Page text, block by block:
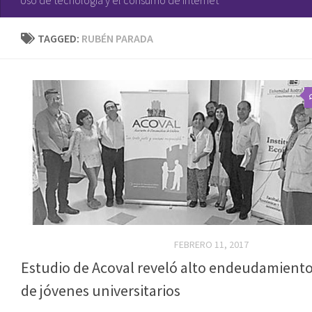
TAGGED: RUBÉN PARADA
FEBRERO 11, 2017
Estudio de Acoval reveló alto
de jóvenes universitarios